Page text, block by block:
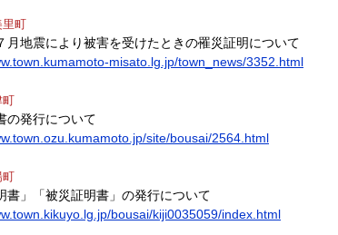
里町
月地震により被害を受けたときの罹災証明について
misato.lg.jp/town_news/3352.html
町
の発行について
site/bousai/2564.html
町
書」「被災証明書」の発行について
bousai/kiji0035059/index.html